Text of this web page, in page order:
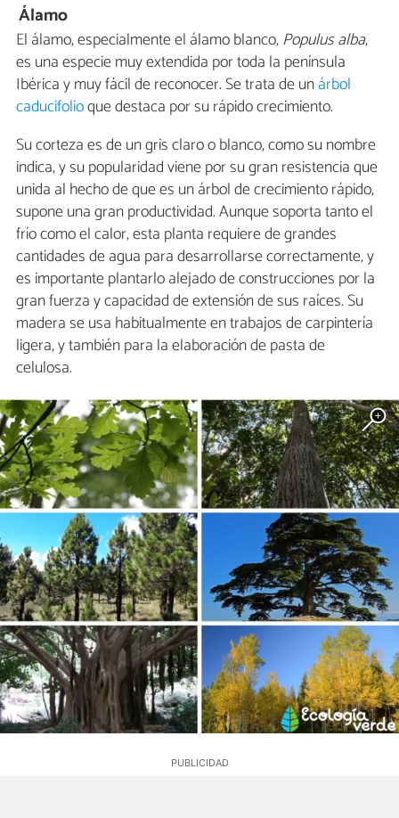
Álamo
El álamo, especialmente el álamo blanco,Populus alba,
es una especie muy extendida por toda la península
Ibérica y muy fácil de reconocer. Se trata de unárbol
caducifolioque destaca por su rápido crecimiento.
Su corteza es de un gris claro o blanco, como su nombre
indica, y su popularidad viene por su gran resistencia que
unida al hecho de que es un árbol de crecimiento rápido,
supone una gran productividad. Aunque soporta tanto el
frío como el calor, esta planta requiere de grandes
cantidades de agua para desarrollarse correctamente, y
es importante plantarlo alejado de construcciones por la
gran fuerza y capacidad de extensión de sus raíces. Su
madera se usa habitualmente en trabajos de carpintería
ligera, y también para la elaboración de pasta de
celulosa.